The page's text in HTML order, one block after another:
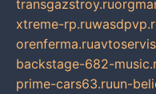
transgazstroy.ru
xtreme-rp.ru
orenferma.ru
backstage-682-
prime-cars63.ruun-